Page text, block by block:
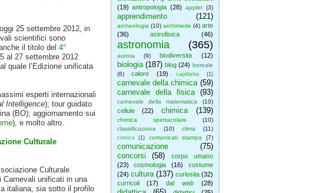
(19) antropologia (28) applet (3)
apprendimento (121)
archeologia (10) archimede (4) arte
(36)
astrofisica (46)
astronomia (365)
aurora (9) biodiversita (12)
biologia (187) blog (24) boreale
(6)
calore (19) capillarita (1)
carnevale della chimica (59)
carnevale della fisica
(93)
carnevale della matematica (10)
cellule (22) chimica (139)
chimica spettacolare
(10)
classificazione
(10) clima (11)
comics (1) comunicati stampa (7)
comunicazione
(75)
concorsi
(58)
corpo umano
(23)
cosmologia (16)
costume
(24) cultura (137) curiosita (32)
curricoli
(17) dal web (28)
25 settembre 2012, in
scientifici sono
il titolo del 4°
al 27 settembre 2012
quale l’Edizione unificata
esperti internazionali
Intelligence); tour guidato
(BO); aggiornamento sui
), e molto altro.
Culturale
Culturale
unificati in una
italiana, sia sotto il profilo